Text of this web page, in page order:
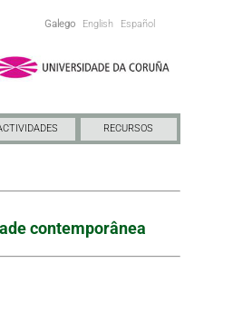
Galego English Español
RECURSOS
contemporânea